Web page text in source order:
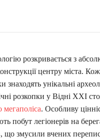
розкривається з
центру міста.
унікальні
розкопки у Відні XXI
. Особливу
побут легіонерів на
що змусили вчених